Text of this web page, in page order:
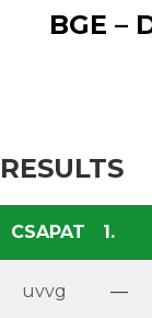
BGE –
RESULTS
CSAPAT 1.
uvvg —